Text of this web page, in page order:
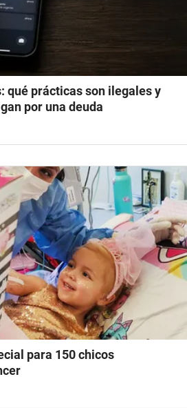
qué prácticas son ilegales y
por una deuda
para 150 chicos